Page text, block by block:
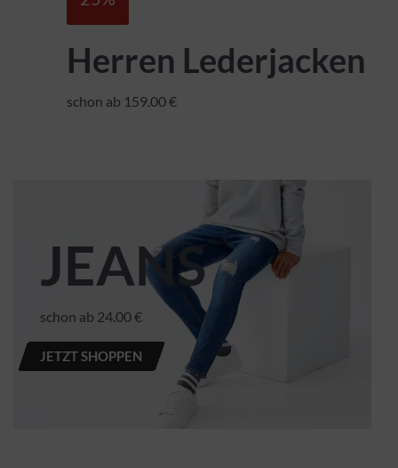
Herren Lederjacken
schon ab 159.00 €
JEANS
schon ab 24.00 €
JETZT SHOPPEN